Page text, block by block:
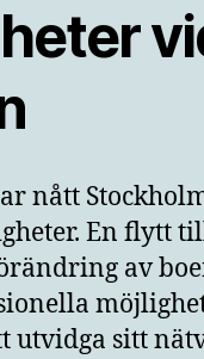
nått
En flytt
av
utvidga sitt